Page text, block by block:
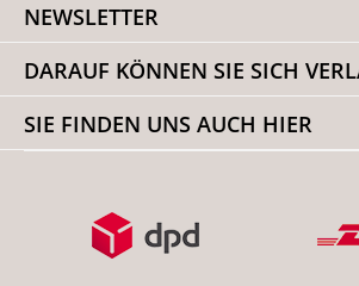
NEWSLETTER
DARAUF KÖNNEN SIE SICH
SIE FINDEN UNS AUCH HIER